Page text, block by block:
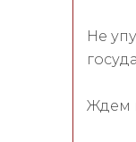
Не
Ждем